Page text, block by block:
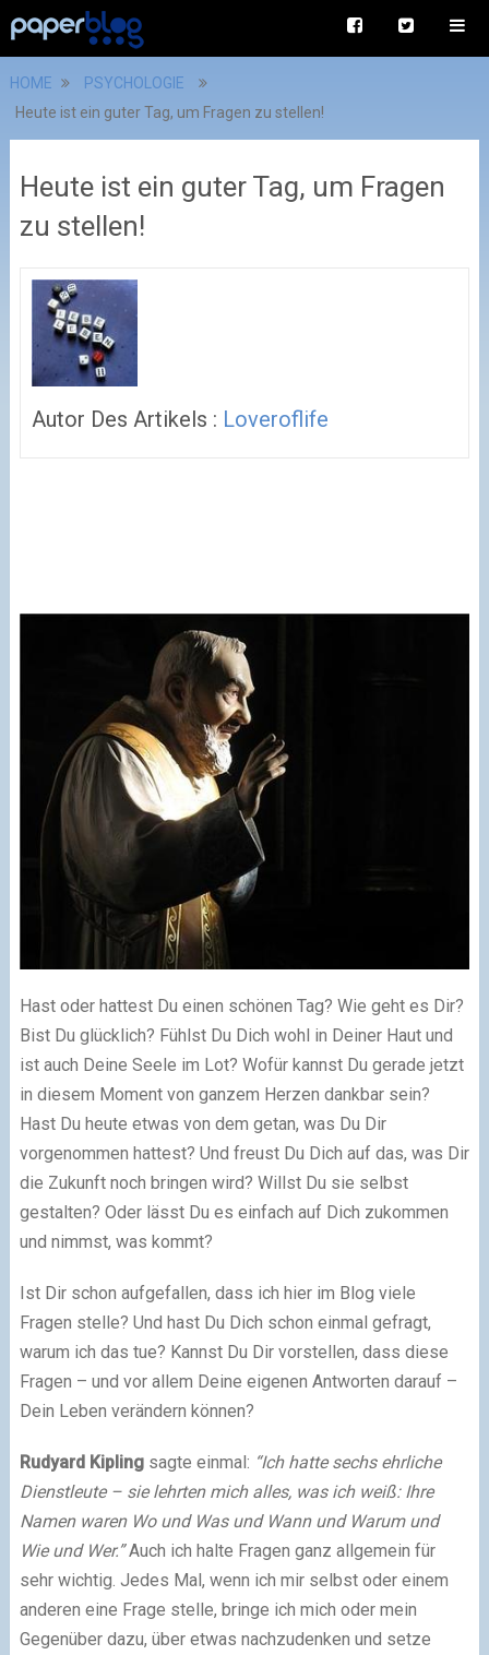
HOME
PSYCHOLOGIE
Heute ist ein guter Tag, um Fragen zu stellen!
Heute ist ein guter Tag, um Fragen
zu stellen!
Autor Des Artikels : Loveroflife
Hast oder hattest Du einen schönen Tag? Wie geht es Dir?
Bist Du glücklich? Fühlst Du Dich wohl in Deiner Haut und
ist auch Deine Seele im Lot? Wofür kannst Du gerade jetzt
in diesem Moment von ganzem Herzen dankbar sein?
Hast Du heute etwas von dem getan, was Du Dir
vorgenommen hattest? Und freust Du Dich auf das, was Dir
die Zukunft noch bringen wird? Willst Du sie selbst
gestalten? Oder lässt Du es einfach auf Dich zukommen
und nimmst, was kommt?
Ist Dir schon aufgefallen, dass ich hier im Blog viele
Fragen stelle? Und hast Du Dich schon einmal gefragt,
warum ich das tue? Kannst Du Dir vorstellen, dass diese
Fragen – und vor allem Deine eigenen Antworten darauf –
Dein Leben verändern können?
Rudyard Kiplingsagte einmal: “Ich hatte sechs ehrliche
Dienstleute – sie lehrten mich alles, was ich weiß: Ihre
Namen waren Wo und Was und Wann und Warum und
Wie und Wer.”Auch ich halte Fragen ganz allgemein für
sehr wichtig. Jedes Mal, wenn ich mir selbst oder einem
anderen eine Frage stelle, bringe ich mich oder mein
Gegenüber dazu, über etwas nachzudenken und setze